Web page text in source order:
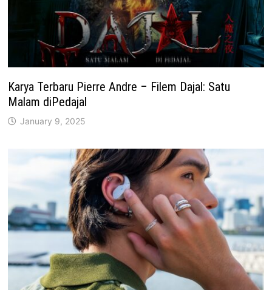
Karya Terbaru Pierre Andre – Filem Dajal: Satu
Malam diPedajal
January 9, 2025